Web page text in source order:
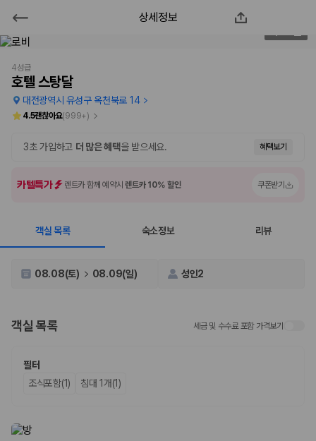
호텔 스탕달
2000만 이용고객이 선택한 제주 렌트카 가격비교 플랫폼
제주렌트카 가격비교는 카모아에서 한 번에
제주도 렌트카는 업체마다 차량 가격, 보험 조건, 면책금, 보상 한도, 인수
장소, 취소 규정이 다릅니다. 카모아는 여러 제주 렌트카 업체의 조건을 한
업체별 가격비교:
제주 렌트카 업체별 실시간 예약 가능 차량과 요금
차종별 최저가 비교:
인원에 맞는 차종별 가격을 비교합니다.
보험 조건 비교:일반자차, 완전자차, 슈퍼자차의 면책금과 보상 한
확인합니다.
상세정보
4성급
호텔 스탕달
대전광역시 유성구 옥천북로 14
4.5괜찮아요(999+)
3초 가입하고 더 많은 혜택을 받으세요. 혜택보기
카텔특가 렌트카 함께 예약시렌트카 10% 할인 쿠폰받기
객실 목록 숙소정보 리뷰
08.08(토) 08.09(일) 성인2
객실 목록 세금 및 수수료 포함 가격보기
필터
조식포함(1)
침대 1개(1)